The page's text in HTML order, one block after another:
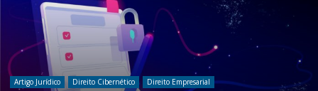
Artigo Jurídico Direito Cibernético Direito Empresarial